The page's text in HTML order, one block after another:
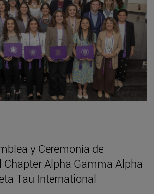
y Ceremonia de
Chapter Alpha Gamma Alpha
Tau International